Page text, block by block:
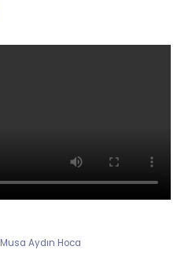
Musa Aydın Hoca